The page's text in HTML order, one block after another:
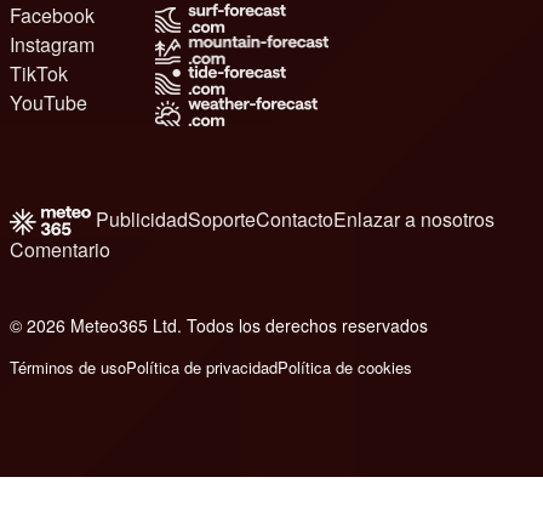
Facebook
Instagram
TikTok
YouTube
PublicidadSoporteContactoEnlazar a nosotros
Comentario
© 2026 Meteo365 Ltd. Todos los derechos reservados
Términos de usoPolítica de privacidadPolítica de cookies